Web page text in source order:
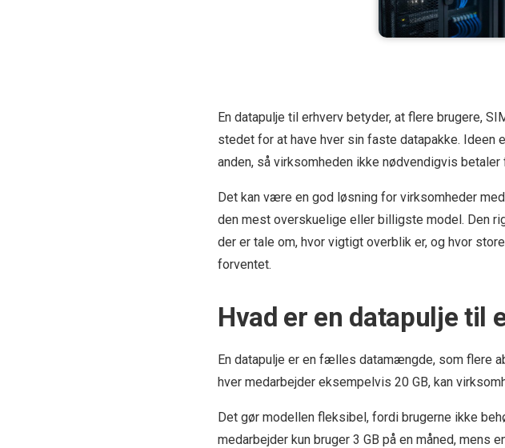
En datapulje til erhverv betyder, at flere brugere,
stedet for at have hver sin faste datapakke. Ideen
anden, så virksomheden ikke nødvendigvis
Det kan være en god løsning for virksomheder
den mest overskuelige eller billigste model. Den
der er tale om, hvor vigtigt overblik er, og hvor
forventet.
Hvad er en datapulje til
En datapulje er en fælles datamængde, som flere
hver medarbejder eksempelvis 20 GB, kan
Det gør modellen fleksibel, fordi brugerne ikke
medarbejder kun bruger 3 GB på en måned, mens